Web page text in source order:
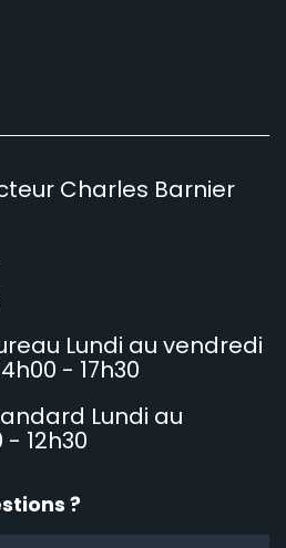
Charles Barnier
Lundi au vendredi
- 17h30
Lundi au
12h30
?